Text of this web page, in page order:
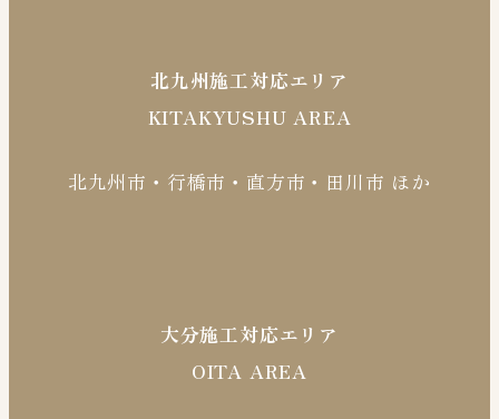
北九州施工対応エリア
KITAKYUSHU AREA
北九州市・行橋市・直方市・田川市 ほか
大分施工対応エリア
OITA AREA